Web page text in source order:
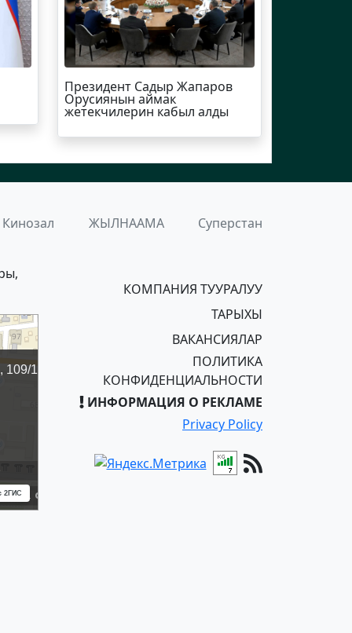
Президент Садыр Жапаров
Орусиянын аймак
жетекчилерин кабыл алды
Кинозал ЖЫЛНААМА Суперстан
КОМПАНИЯ ТУУРАЛУУ
ТАРЫХЫ
ВАКАНСИЯЛАР
ПОЛИТИКА
КОНФИДЕНЦИАЛЬНОСТИ
ИНФОРМАЦИЯ О РЕКЛАМЕ
Privacy Policy